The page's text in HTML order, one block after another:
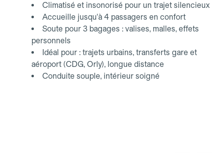
Climatisé et insonorisé pour un trajet silencieux
Accueille jusqu'à 4 passagers en confort
Soute pour 3 bagages : valises, malles, effets
personnels
Idéal pour : trajets urbains, transferts gare et
aéroport (CDG, Orly), longue distance
Conduite souple, intérieur soigné